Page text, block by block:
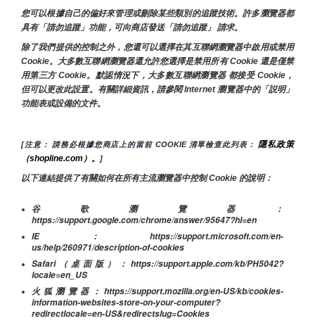
您可以根據自己的偏好來管理或刪除某些類別的追蹤技術。許多瀏覽器都
具有「請勿追蹤」功能，可向商店發送「請勿追蹤」 請求。
除了我們提供的控制之外，您還可以選擇在其互聯網瀏覽器中啟用或禁用
Cookie。大多數互聯網瀏覽器還允許您選擇是禁用所有 Cookie 還是僅禁
用第三方 Cookie。默認情況下，大多數互聯網瀏覽器 都接受 Cookie，
但可以更改此設置。有關詳細資訊，請參閱 Internet 瀏覽器中的「説明」
功能表或設備的文件。
[注意： 請務必根據您商店上的當前 COOKIE 清單檢查此列表： 隱私政策
（shopline.com）。
]
以下連結提供了有關如何在所有主流瀏覽器中控制 Cookie 的說明：
谷歌瀏覽器：
https://support.google.com/chrome/answer/95647?hl=en
IE：https://support.microsoft.com/en-
us/help/260971/description-of-cookies
Safari（桌面版）：https://support.apple.com/kb/PH5042?
locale=en_US
火狐瀏覽器：https://support.mozilla.org/en-US/kb/cookies-
information-websites-store-on-your-computer?
redirectlocale=en-US&redirectslug=Cookies